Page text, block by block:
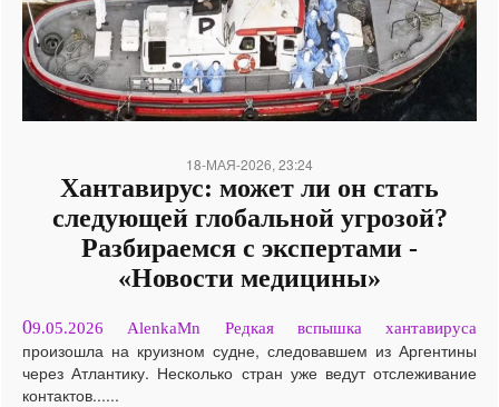
18-МАЯ-2026, 23:24
Хантавирус: может ли он стать
следующей глобальной угрозой?
Разбираемся с экспертами -
«Новости медицины»
09.05.2026 AlenkaMn Редкая вспышка хантавируса
произошла на круизном судне, следовавшем из Аргентины
через Атлантику. Несколько стран уже ведут отслеживание
контактов......